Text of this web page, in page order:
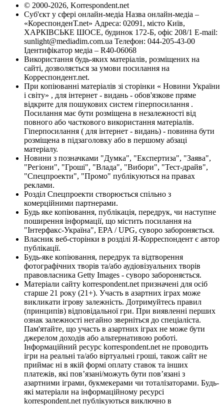
© 2000-2026, Korrespondent.net
Суб'єкт у сфері онлайн-медіа Назва онлайн-медіа –
«КореспонденТ.net» Адреса: 02091, місто Київ,
ХАРКІВСЬКЕ ШОСЕ, будинок 172-Б, офіс 208/1 E-mail:
sunlight@mediadim.com.ua Телефон: 044-205-43-00
Ідентифікатор медіа – R40-06068
Використання будь-яких матеріалів, розміщених на
сайті, дозволяється за умови посилання на
Корреспондент.net.
При копіюванні матеріалів зі сторінки « Новини України
і світу» , для інтернет - видань - обов'язкове пряме
відкрите для пошукових систем гіперпосилання .
Посилання має бути розміщена в незалежності від
повного або часткового використання матеріалів.
Гіперпосилання ( для інтернет - видань) - повинна бути
розміщена в підзаголовку або в першому абзаці
матеріалу.
Новини з позначками "Думка", "Експертиза", "Заява",
"Регіони", "Гроші", "Влада", "Вибори", "Тест-драйв",
"Спецпроекти", "Промо" публікуються на правах
реклами.
Розділ Спецпроекти створюється спільно з
комерційними партнерами.
Будь яке копіювання, публікація, передрук, чи наступне
поширення інформації, що містить посилання на
"Інтерфакс-Україна", EPA / UPG, суворо забороняється.
Власник веб-сторінки в розділі Я-Корреспондент є автор
публікації.
Будь-яке копіювання, передрук та відтворення
фотографічних творів та/або аудіовізуальних творів
правовласника Getty Images - суворо забороняється.
Матеріали сайту korrespondent.net призначені для осіб
старше 21 року (21+). Участь в азартних іграх може
викликати ігрову залежність. Дотримуйтесь правил
(принципів) відповідальної гри. При виявленні перших
ознак залежності негайно зверніться до спеціаліста.
Пам'ятайте, що участь в азартних іграх не може бути
джерелом доходів або альтернативою роботі.
Інформаційний ресурс korrespondent.net не проводить
ігри на реальні та/або віртуальні гроші, також сайт не
приймає ні в якій формі оплату ставок та інших
платежів, які пов’язані/можуть бути пов’язані з
азартними іграми, букмекерами чи тоталізаторами. Будь-
які матеріали на інформаційному ресурсі
korrespondent.net публікуються виключно в